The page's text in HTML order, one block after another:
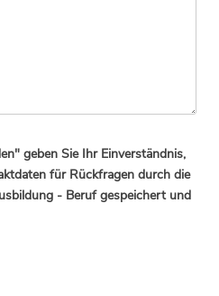
geben Sie Ihr Einverständnis,
für Rückfragen durch die
- Beruf gespeichert und